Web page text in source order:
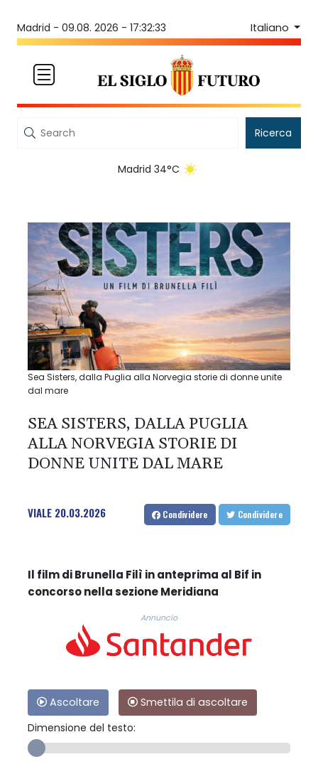
Madrid - 09.08. 2026 - 17:32:33 Italiano
Ricerca
Madrid 34°C
Sea Sisters, dalla Puglia alla Norvegia storie di donne unite
dal mare
SEA SISTERS, DALLA PUGLIA
ALLA NORVEGIA STORIE DI
DONNE UNITE DAL MARE
VIALE 20.03.2026 Condividere Condividere
Il film di Brunella Filì in anteprima al Bif in
concorso nella sezione Meridiana
Annuncio
Ascoltare
Smettila di ascoltare
Dimensione del testo: